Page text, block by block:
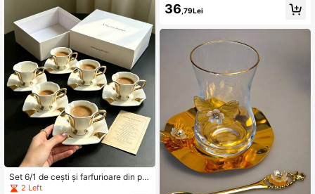
Set 6/1 de cești și farfurioare din por
țelan alb cu bordură geometrică aur
2 Left
farfurioară din ceramică, formă rom
b, 90 ml, pentru cuptor cu micround
tă pentru ceaiul de la prânz, cafene
a, bucătărie și decor de acasă, cad
ou perfect
36 ,79Lei